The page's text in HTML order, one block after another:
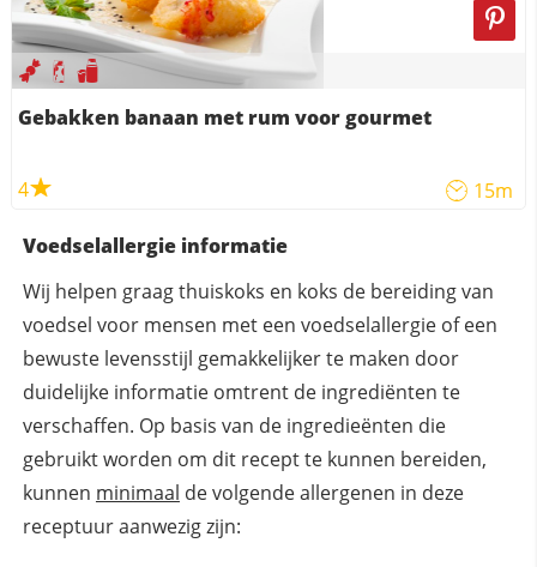
Gebakken banaan met rum voor gourmet
4 15m
Voedselallergie informatie
Wij helpen graag thuiskoks en koks de bereiding van
voedsel voor mensen met een voedselallergie of een
bewuste levensstijl gemakkelijker te maken door
duidelijke informatie omtrent de ingrediënten te
verschaffen. Op basis van de ingredieënten die
gebruikt worden om dit recept te kunnen bereiden,
kunnen minimaal de volgende allergenen in deze
receptuur aanwezig zijn: